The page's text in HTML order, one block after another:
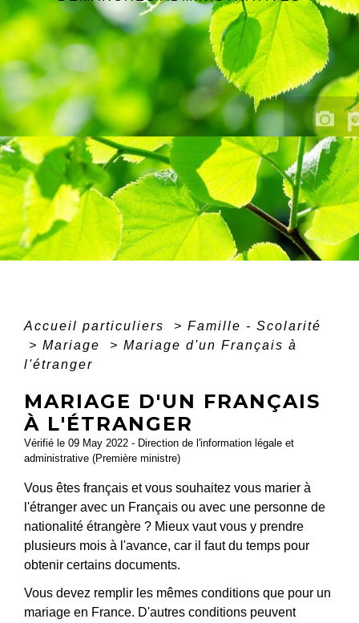
Accueil particuliers > Famille - Scolarité
> Mariage > Mariage d'un Français à
l'étranger
MARIAGE D'UN FRANÇAIS
À L'ÉTRANGER
Vérifié le 09 May 2022 - Direction de l'information légale et
administrative (Première ministre)
Vous êtes français et vous souhaitez vous marier à
l'étranger avec un Français ou avec une personne de
nationalité étrangère ? Mieux vaut vous y prendre
plusieurs mois à l'avance, car il faut du temps pour
obtenir certains documents.
Vous devez remplir les mêmes conditions que pour un
mariage en France. D'autres conditions peuvent